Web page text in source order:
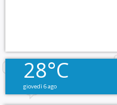
28°C
giovedì 6 ago